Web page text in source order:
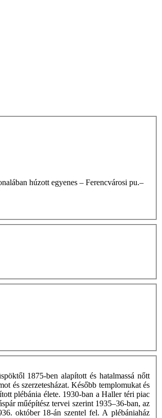
1875-ben alapított és hatalmassá nőtt
és szerzetesházat. Később templomukat és
plébánia élete. 1930-ban a Haller téri piac
műépítész tervei szerint 1935–36-ban, az
október 18-án szentel fel. A plébániaház